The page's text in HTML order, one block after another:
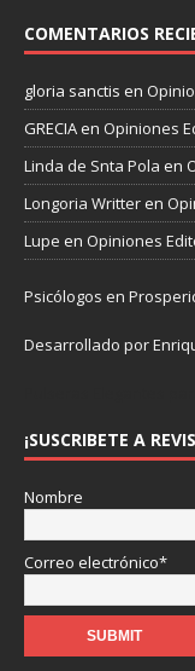
COMENTARIOS
gloria sanctis en
GRECIAen Opiniones
Linda de Snta Pola en
Longoria Writteren
Lupe en Opiniones
Psicólogos en
Desarrollado por
¡SUSCRIBETE A
Nombre
Correo electrónico*